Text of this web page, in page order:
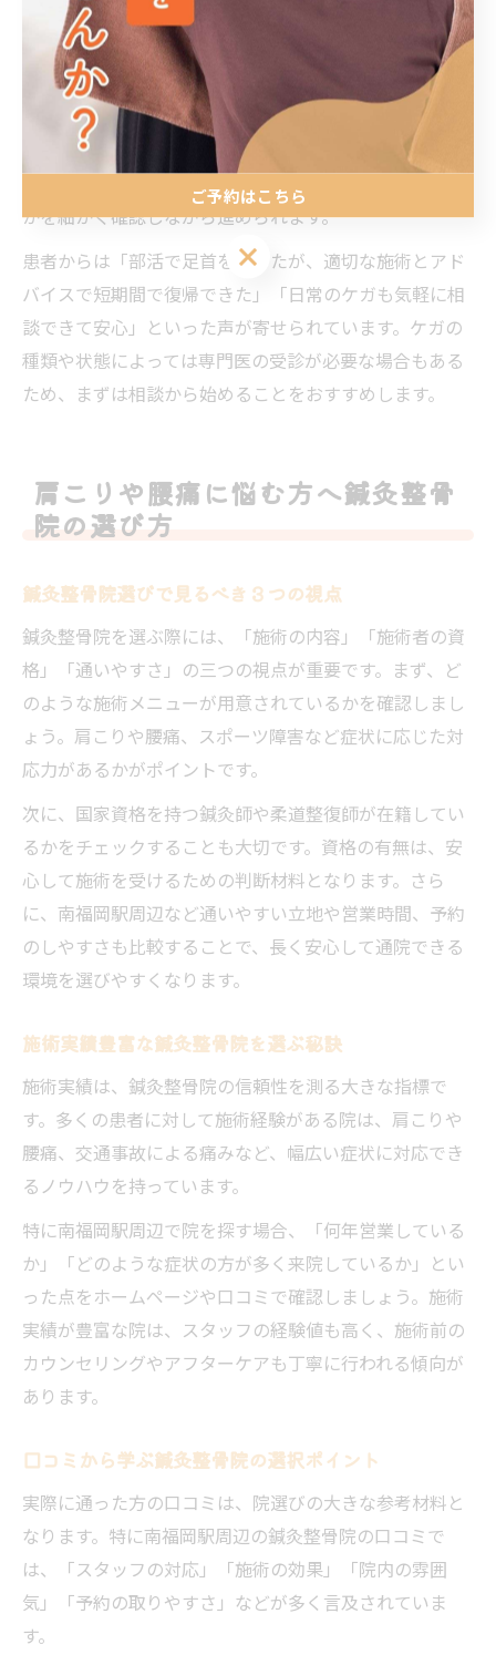
南福岡駅周辺の鍼灸整骨院では、スポーツをする学生や
社会人、シニア世代まで幅広い年齢層が利用していま
す。ケガの再発防止やパフォーマンス向上のために、ス
トレッチやトレーニング指導も充実している点が特徴で
す。安全面にも配慮し、施術の際は痛みや違和感がない
かを細かく確認しながら進められます。
患者からは「部活で足首を痛めたが、適切な施術とアド
バイスで短期間で復帰できた」「日常のケガも気軽に相
談できて安心」といった声が寄せられています。ケガの
種類や状態によっては専門医の受診が必要な場合もある
ため、まずは相談から始めることをおすすめします。
肩こりや腰痛に悩む方へ鍼灸整骨
院の選び方
鍼灸整骨院選びで見るべき３つの視点
鍼灸整骨院を選ぶ際には、「施術の内容」「施術者の資
格」「通いやすさ」の三つの視点が重要です。まず、ど
のような施術メニューが用意されているかを確認しまし
ょう。肩こりや腰痛、スポーツ障害など症状に応じた対
応力があるかがポイントです。
次に、国家資格を持つ鍼灸師や柔道整復師が在籍してい
るかをチェックすることも大切です。資格の有無は、安
心して施術を受けるための判断材料となります。さら
に、南福岡駅周辺など通いやすい立地や営業時間、予約
のしやすさも比較することで、長く安心して通院できる
環境を選びやすくなります。
施術実績豊富な鍼灸整骨院を選ぶ秘訣
施術実績は、鍼灸整骨院の信頼性を測る大きな指標で
す。多くの患者に対して施術経験がある院は、肩こりや
腰痛、交通事故による痛みなど、幅広い症状に対応でき
るノウハウを持っています。
特に南福岡駅周辺で院を探す場合、「何年営業している
か」「どのような症状の方が多く来院しているか」とい
った点をホームページや口コミで確認しましょう。施術
実績が豊富な院は、スタッフの経験値も高く、施術前の
カウンセリングやアフターケアも丁寧に行われる傾向が
あります。
口コミから学ぶ鍼灸整骨院の選択ポイント
実際に通った方の口コミは、院選びの大きな参考材料と
なります。特に南福岡駅周辺の鍼灸整骨院の口コミで
は、「スタッフの対応」「施術の効果」「院内の雰囲
気」「予約の取りやすさ」などが多く言及されていま
す。
ご予約はこちら
ご予約はこちら